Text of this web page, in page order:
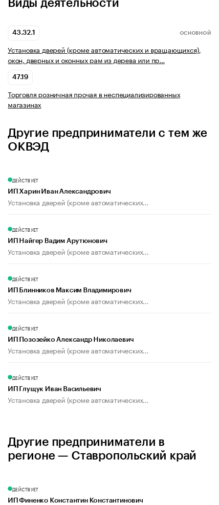
Виды деятельности
43.32.1 ОСНОВНОЙ
Установка дверей (кроме автоматических и вращающихся),
окон, дверных и оконных рам из дерева или пр…
47.19
Торговля розничная прочая в неспециализированных
магазинах
Другие предприниматели с тем же
ОКВЭД
ДЕЙСТВУЕТ
ИП Харин Иван Александрович
Установка дверей (кроме автоматических...
ДЕЙСТВУЕТ
ИП Найгер Вадим Арутюнович
Установка дверей (кроме автоматических...
ДЕЙСТВУЕТ
ИП Блинников Максим Владимирович
Установка дверей (кроме автоматических...
ДЕЙСТВУЕТ
ИП Позозейко Александр Николаевич
Установка дверей (кроме автоматических...
ДЕЙСТВУЕТ
ИП Глущук Иван Васильевич
Установка дверей (кроме автоматических...
Другие предприниматели в
регионе — Ставропольский край
ДЕЙСТВУЕТ
ИП Финенко Константин Константинович